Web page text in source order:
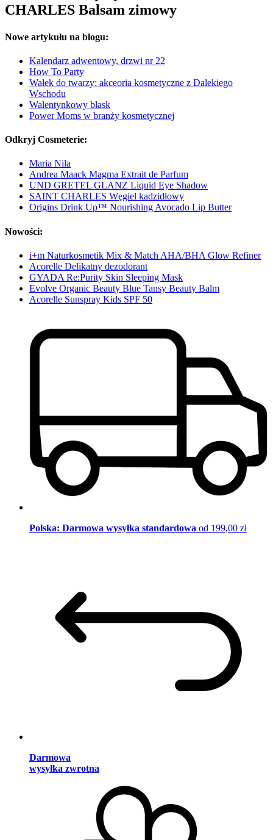
CHARLES Balsam zimowy
Nowe artykułu na blogu:
Kalendarz adwentowy, drzwi nr 22
How To Party
Wałek do twarzy: akceoria kosmetyczne z Dalekiego
Wschodu
Walentynkowy blask
Power Moms w branży kosmetycznej
Odkryj Cosmeterie:
Maria Nila
Andrea Maack Magma Extrait de Parfum
UND GRETEL GLANZ Liquid Eye Shadow
SAINT CHARLES Węgiel kadzidłowy
Origins Drink Up™ Nourishing Avocado Lip Butter
Nowości:
i+m Naturkosmetik Mix & Match AHA/BHA Glow Refiner
Acorelle Delikatny dezodorant
GYADA Re:Purity Skin Sleeping Mask
Evolve Organic Beauty Blue Tansy Beauty Balm
Acorelle Sunspray Kids SPF 50
Polska: Darmowa wysyłka standardowa od 199,00 zł
Darmowa
wysyłka zwrotna